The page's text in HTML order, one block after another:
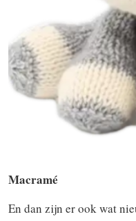
Macramé
En dan zijn er ook wat